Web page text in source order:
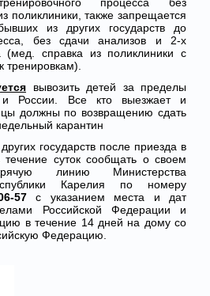
процесса без
поликлиники, также запрещается
из других государств до
без сдачи анализов и 2-х
(мед. справка из поликлиники с
тренировкам).
вывозить детей за пределы
и России. Все кто выезжает и
должны по возвращению сдать
карантин
государств после приезда в
течение суток сообщать о своем
линию Министерства
Карелия по номеру
57с указанием места и дат
Российской Федерации и
в течение 14 дней на дому со
Федерацию.